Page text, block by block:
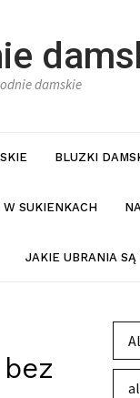
damskie
BLUZKI
SUKIENKACH
JAKIE UBRANIA